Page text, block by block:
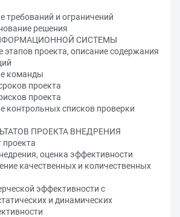
требований и ограничений
решения
СИСТЕМЫ
этапов проекта, описание содержания
команды
проекта
проекта
контрольных списков проверки
ПРОЕКТА ВНЕДРЕНИЯ
проекта
оценка эффективности
качественных и количественных
эффективности с
и динамических